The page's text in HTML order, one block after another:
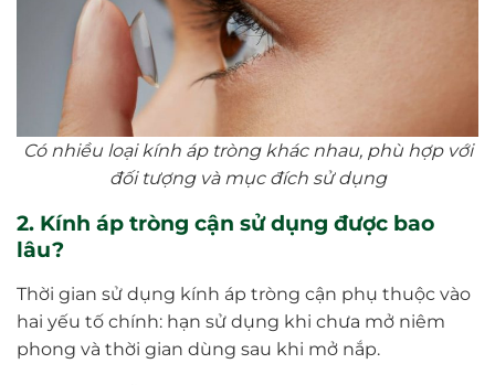
Có nhiều loại kính áp tròng khác nhau, phù hợp với
đối tượng và mục đích sử dụng
2. Kính áp tròng cận sử dụng được bao
lâu?
Thời gian sử dụng kính áp tròng cận phụ thuộc vào
hai yếu tố chính: hạn sử dụng khi chưa mở niêm
phong và thời gian dùng sau khi mở nắp.